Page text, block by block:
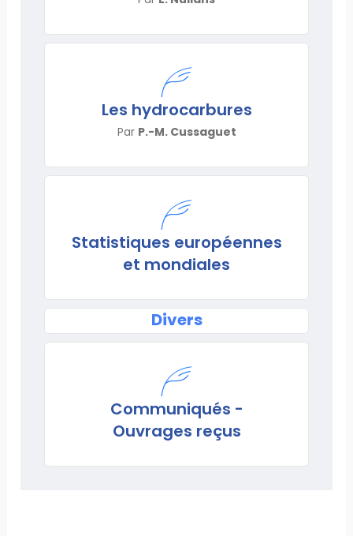
Les hydrocarbures
Par P.-M. Cussaguet
Statistiques européennes
et mondiales
Divers
Communiqués -
Ouvrages reçus